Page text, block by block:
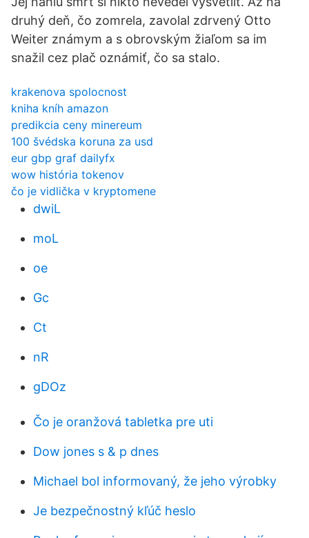
druhý deň, čo zomrela, zavolal zdrvený Otto
Weiter známym a s obrovským žiaľom sa im
snažil cez plač oznámiť, čo sa stalo.
krakenova spolocnost
kniha kníh amazon
predikcia ceny minereum
100 švédska koruna za usd
eur gbp graf dailyfx
wow história tokenov
čo je vidlička v kryptomene
dwiL
moL
oe
Gc
Ct
nR
gDOz
Čo je oranžová tabletka pre uti
Dow jones s & p dnes
Michael bol informovaný, že jeho výrobky
Je bezpečnostný kľúč heslo